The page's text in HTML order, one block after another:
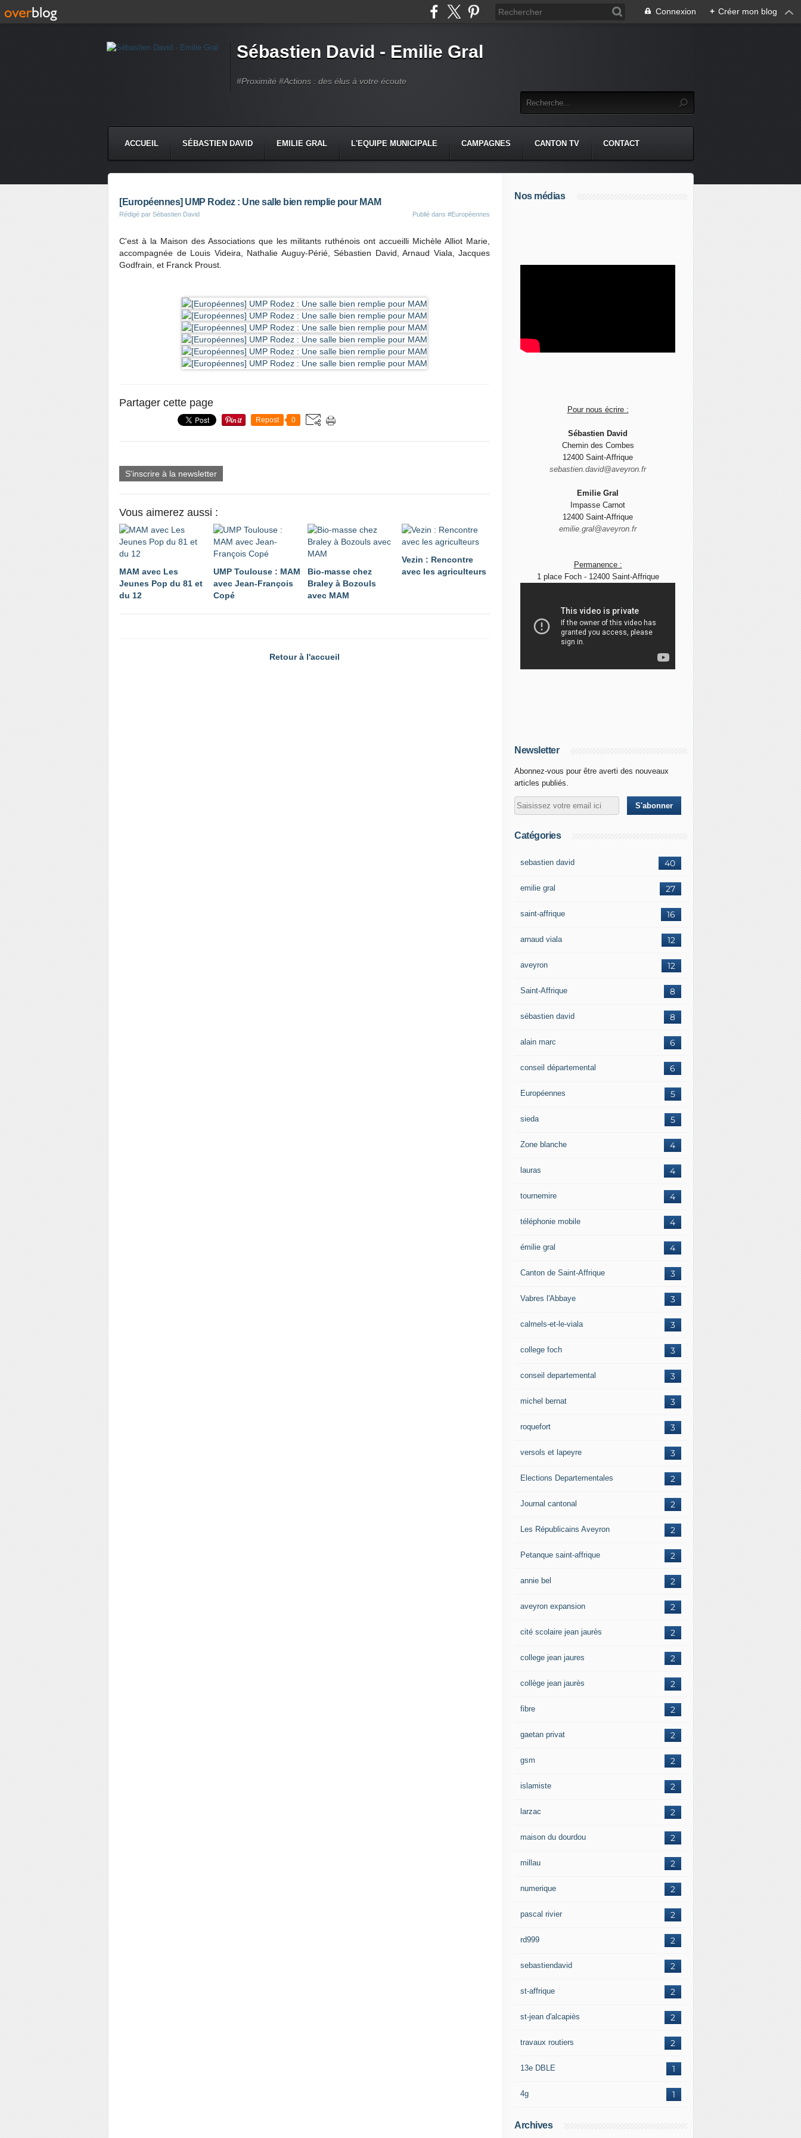
Connexion + Créer mon blog
Sébastien David - Emilie Gral
#Proximité #Actions : des élus à votre écoute
ACCUEIL SÉBASTIEN DAVID EMILIE GRAL L'EQUIPE MUNICIPALE CAMPAGNES CANTON TV CONTACT
[Européennes] UMP Rodez : Une salle bien remplie pour MAM
Rédigé par Sébastien David Publié dans #Européennes
C'est à la Maison des Associations que les militants ruthénois ont accueilli Michèle Alliot Marie,
accompagnée de Louis Videira, Nathalie Auguy-Périé, Sébastien David, Arnaud Viala, Jacques
Godfrain, et Franck Proust.
Partager cette page
Repost 0
S'inscrire à la newsletter
Vous aimerez aussi :
MAM avec Les
Jeunes Pop du 81 et
du 12
UMP Toulouse : MAM
avec Jean-François
Copé
Bio-masse chez
Braley à Bozouls
avec MAM
Vezin : Rencontre
avec les agriculteurs
Retour à l'accueil
Nos médias
Pour nous écrire :
Sébastien David
Chemin des Combes
12400 Saint-Affrique
sebastien.david@aveyron.fr
Emilie Gral
Impasse Carnot
12400 Saint-Affrique
emilie.gral@aveyron.fr
Permanence :
1 place Foch - 12400 Saint-Affrique
Newsletter
Abonnez-vous pour être averti des nouveaux
articles publiés.
Catégories
40
sebastien david
27
emilie gral
16
saint-affrique
12
arnaud viala
12
aveyron
8
Saint-Affrique
8
sébastien david
6
alain marc
6
conseil départemental
5
Européennes
5
sieda
4
Zone blanche
4
lauras
4
tournemire
4
téléphonie mobile
4
émilie gral
3
Canton de Saint-Affrique
3
Vabres l'Abbaye
3
calmels-et-le-viala
3
college foch
3
conseil departemental
3
michel bernat
3
roquefort
3
versols et lapeyre
2
Elections Departementales
2
Journal cantonal
2
Les Républicains Aveyron
2
Petanque saint-affrique
2
annie bel
2
aveyron expansion
2
cité scolaire jean jaurès
2
college jean jaures
2
collège jean jaurès
2
fibre
2
gaetan privat
2
gsm
2
islamiste
2
larzac
2
maison du dourdou
2
millau
2
numerique
2
pascal rivier
2
rd999
2
sebastiendavid
2
st-affrique
2
st-jean d'alcapiès
2
travaux routiers
1
13e DBLE
1
4g
Archives